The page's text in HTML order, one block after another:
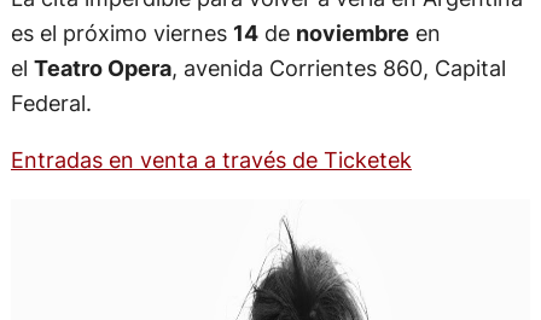
es el próximo viernes 14de noviembre en
el Teatro Opera, avenida Corrientes 860, Capital
Federal.
Entradas en venta a través de Ticketek